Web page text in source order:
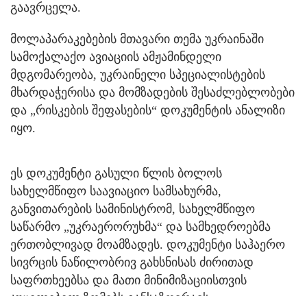
გაავრცელა.
მოლაპარაკებების მთავარი თემა უკრაინაში
სამოქალაქო ავიაციის ამჟამინდელი
მდგომარეობა, უკრაინელი სპეციალისტების
მხარდაჭერისა და მომზადების შესაძლებლობები
და „რისკების შეფასების“ დოკუმენტის ანალიზი
იყო.
ეს დოკუმენტი გასული წლის ბოლოს
სახელმწიფო საავიაციო სამსახურმა,
განვითარების სამინისტრომ, სახელმწიფო
საწარმო „უკრაერორუხმა“ და სამხედროებმა
ერთობლივად მოამზადეს. დოკუმენტი საჰაერო
სივრცის ნაწილობრივ გახსნისას ძირითად
საფრთხეებსა და მათი მინიმიზაციისთვის